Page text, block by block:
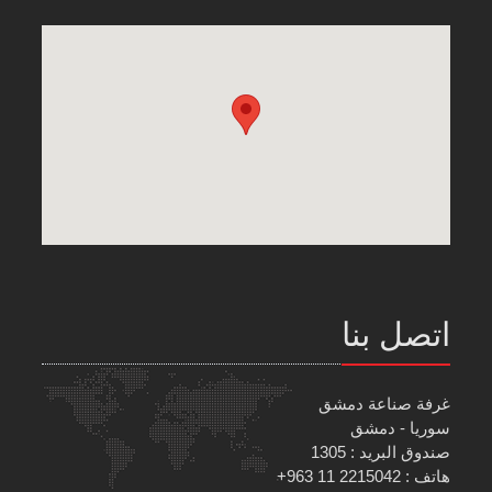
اتصل بنا
غرفة صناعة دمشق
سوريا - دمشق
صندوق البريد : 1305
هاتف : 2215042 11 963+